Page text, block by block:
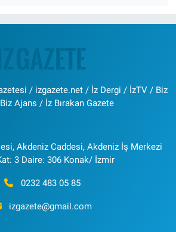
/ izgazete.net / İz Dergi / İzTV / Biz
Ajans / İz Bırakan Gazete
Akdeniz Caddesi, Akdeniz İş Merkezi
3 Daire: 306 Konak/ İzmir
0232 483 05 85
izgazete@gmail.com